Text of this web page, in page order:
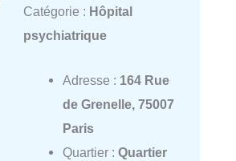
Catégorie : Hôpital
psychiatrique
Adresse : 164 Rue
de Grenelle, 75007
Paris
Quartier : Quartier